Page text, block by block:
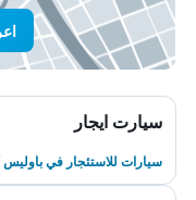
سيارت ايجار
سيارات للاستئجار في باوليس